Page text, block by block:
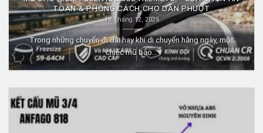
TOÀN & PHONG CÁCH CHO DÂN PHƯỢT
17 Tháng 12, 2025
Trong những chuyến đi dài hay khi di chuyển hằng ngày, một
chiếc mũ bảo...